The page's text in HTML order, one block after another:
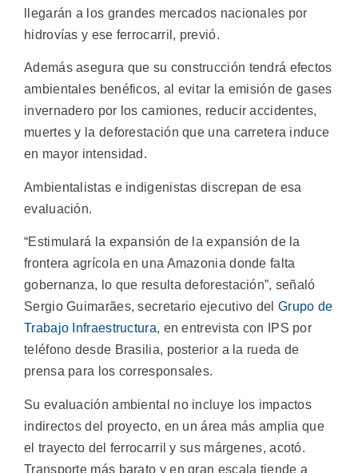
llegarán a los grandes mercados nacionales por
hidrovías y ese ferrocarril, previó.
Además asegura que su construcción tendrá efectos
ambientales benéficos, al evitar la emisión de gases
invernadero por los camiones, reducir accidentes,
muertes y la deforestación que una carretera induce
en mayor intensidad.
Ambientalistas e indigenistas discrepan de esa
evaluación.
“Estimulará la expansión de la expansión de la
frontera agrícola en una Amazonia donde falta
gobernanza, lo que resulta deforestación”, señaló
Sergio Guimarães, secretario ejecutivo del Grupo de
Trabajo Infraestructura, en entrevista con IPS por
teléfono desde Brasilia, posterior a la rueda de
prensa para los corresponsales.
Su evaluación ambiental no incluye los impactos
indirectos del proyecto, en un área más amplia que
el trayecto del ferrocarril y sus márgenes, acotó.
Transporte más barato y en gran escala tiende a